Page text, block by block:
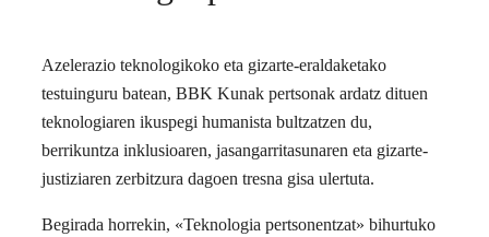
Azelerazio teknologikoko eta gizarte-eraldaketako
testuinguru batean, BBK Kunak pertsonak ardatz dituen
teknologiaren ikuspegi humanista bultzatzen du,
berrikuntza inklusioaren, jasangarritasunaren eta gizarte-
justiziaren zerbitzura dagoen tresna gisa ulertuta.
Begirada horrekin, «Teknologia pertsonentzat» bihurtuko